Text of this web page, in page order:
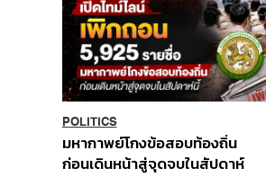
POLITICS
มหากาพย์โกงข้อสอบท้องถิ่น
ก่อนเดินหน้าสู่จุดจบในสัปดาห์